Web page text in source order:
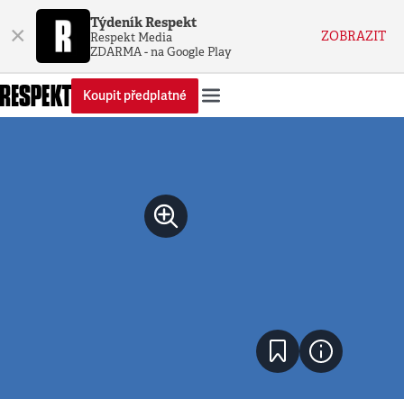
× Týdeník Respekt
Respekt Media
ZDARMA - na Google Play
ZOBRAZIT
Koupit předplatné